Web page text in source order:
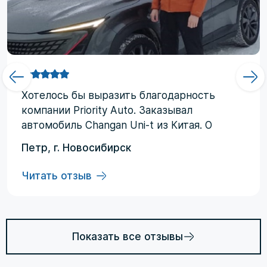
Хотелоcь бы выразить благодарность
компании Priority Аuto. Заказывал
автомобиль Changan Uni-t из Китая. О
компании узнал от друзей и коллег по
работе. Работал со мной менеджер
Евгений, логисты Ольга и Регина. В начале
доставки до Владивостока составил три
месяца (особенности логистики и оплаты).
Петр, г. Новосибирск
Читать отзыв
Показать все отзывы